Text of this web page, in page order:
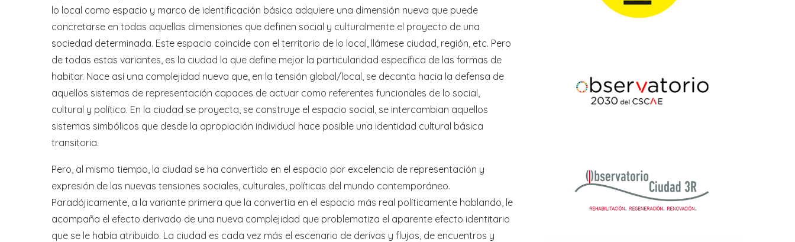
lo local como espacio y marco de identificación básica adquiere una dimensión nueva que puede
concretarse en todas aquellas dimensiones que definen social y culturalmente el proyecto de una
sociedad determinada. Este espacio coincide con el territorio de lo local, llámese ciudad, región, etc. Pero
de todas estas variantes, es la ciudad la que define mejor la particularidad específica de las formas de
habitar. Nace así una complejidad nueva que, en la tensión global/local, se decanta hacia la defensa de
aquellos sistemas de representación capaces de actuar como referentes funcionales de lo social,
cultural y político. En la ciudad se proyecta, se construye el espacio social, se intercambian aquellos
sistemas simbólicos que desde la apropiación individual hace posible una identidad cultural básica
transitoria.
Pero, al mismo tiempo, la ciudad se ha convertido en el espacio por excelencia de representación y
expresión de las nuevas tensiones sociales, culturales, políticas del mundo contemporáneo.
Paradójicamente, a la variante primera que la convertía en el espacio más real políticamente hablando, le
acompaña el efecto derivado de una nueva complejidad que problematiza el aparente efecto identitario
que se le había atribuido. La ciudad es cada vez más el escenario de derivas y flujos, de encuentros y